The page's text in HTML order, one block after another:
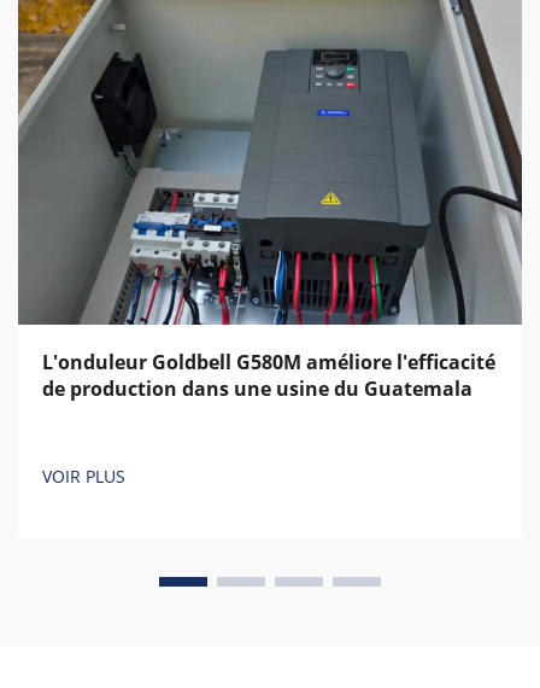
L'onduleur Goldbell G580M améliore l'efficacité
de production dans une usine du Guatemala
VOIR PLUS